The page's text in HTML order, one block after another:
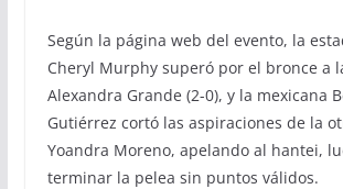
Según la página web del evento, la
Cheryl Murphy superó por el bronce a
Alexandra Grande (2-0), y la mexicana
Gutiérrez cortó las aspiraciones de la
Yoandra Moreno, apelando al hantei,
terminar la pelea sin puntos válidos.